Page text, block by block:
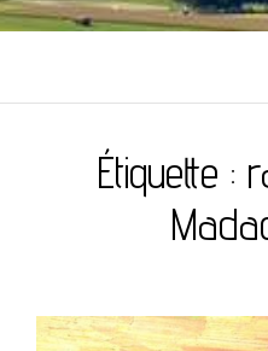
Étiquette :